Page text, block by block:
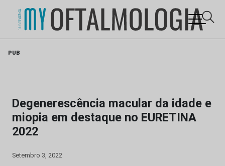
PUB
Degenerescência macular da idade e
miopia em destaque no EURETINA
2022
Setembro 3, 2022